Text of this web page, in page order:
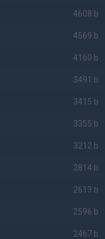
4608 b
4569 b
4160 b
3491 b
3415 b
3355 b
3212 b
2814 b
2613 b
2596 b
2467 b